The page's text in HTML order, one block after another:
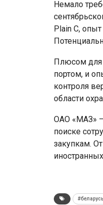
Немало
Plain C,
Плюсом для
портом, и
контроля
области
ОАО «МАЗ»
поиске
закупкам.